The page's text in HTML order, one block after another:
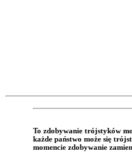
To zdobywanie trójstyków
każde państwo może się
momencie zdobywanie